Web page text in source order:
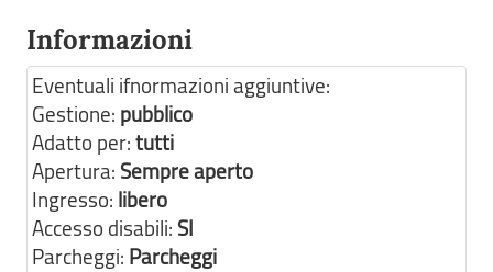
Informazioni
Eventuali ifnormazioni aggiuntive:
Gestione: pubblico
Adatto per:tutti
Apertura: Sempre aperto
Ingresso: libero
Accesso disabili: SI
Parcheggi: Parcheggi